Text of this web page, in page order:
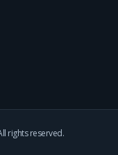
rights reserved.